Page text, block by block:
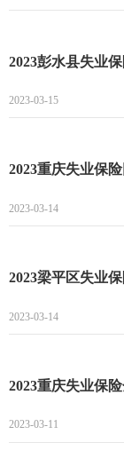
2023-03-15
2023重庆失业保
2023-03-14
2023-03-14
2023重庆失业保
2023-03-11